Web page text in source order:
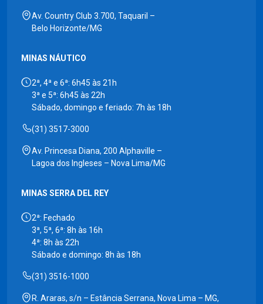
Av. Country Club 3.700, Taquaril –
Belo Horizonte/MG
MINAS NÁUTICO
2ª, 4ª e 6ª: 6h45 às 21h
3ª e 5ª: 6h45 às 22h
Sábado, domingo e feriado: 7h às 18h
(31) 3517-3000
Av. Princesa Diana, 200 Alphaville –
Lagoa dos Ingleses – Nova Lima/MG
MINAS SERRA DEL REY
2ª: Fechado
3ª, 5ª, 6ª: 8h às 16h
4ª: 8h às 22h
Sábado e domingo: 8h às 18h
(31) 3516-1000
R. Araras, s/n – Estância Serrana, Nova Lima – MG,